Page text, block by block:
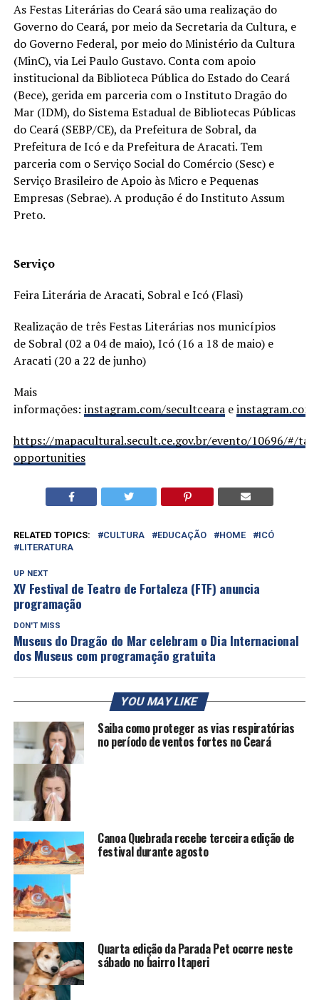
As Festas Literárias do Ceará são uma realização do
Governo do Ceará, por meio da Secretaria da Cultura, e
do Governo Federal, por meio do Ministério da Cultura
(MinC), via Lei Paulo Gustavo. Conta com apoio
institucional da Biblioteca Pública do Estado do Ceará
(Bece), gerida em parceria com o Instituto Dragão do
Mar (IDM), do Sistema Estadual de Bibliotecas Públicas
do Ceará (SEBP/CE), da Prefeitura de Sobral, da
Prefeitura de Icó e da Prefeitura de Aracati. Tem
parceria com o Serviço Social do Comércio (Sesc) e
Serviço Brasileiro de Apoio às Micro e Pequenas
Empresas (Sebrae). A produção é do Instituto Assum
Preto.
Serviço
Feira Literária de Aracati, Sobral e Icó (Flasi)
Realização de três Festas Literárias nos municípios
de Sobral (02 a 04 de maio), Icó (16 a 18 de maio) e
Aracati (20 a 22 de junho)
Mais
informações: instagram.com/secultcearae
https://mapacultural.secult.ce.gov.br/evento/10696/#/
opportunities
RELATED TOPICS: CULTURA EDUCAÇÃO HOME
ICÓ
LITERATURA
UP NEXT
XV Festival de Teatro de Fortaleza (FTF) anuncia
programação
DON'T MISS
Museus do Dragão do Mar celebram o Dia Internacional
dos Museus com programação gratuita
YOU MAY LIKE
Saiba como proteger as vias respiratórias
no período de ventos fortes no Ceará
Canoa Quebrada recebe terceira edição de
festival durante agosto
Quarta edição da Parada Pet ocorre neste
sábado no bairro Itaperi